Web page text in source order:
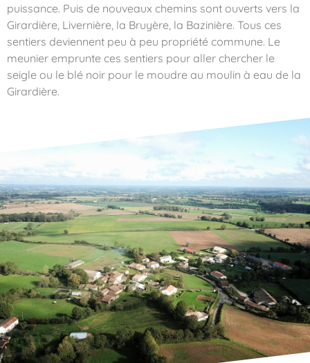
puissance. Puis de nouveaux chemins sont ouverts vers la
Girardière, Livernière, la Bruyère, la Bazinière. Tous ces
sentiers deviennent peu à peu propriété commune. Le
meunier emprunte ces sentiers pour aller chercher le
seigle ou le blé noir pour le moudre au moulin à eau de la
Girardière.